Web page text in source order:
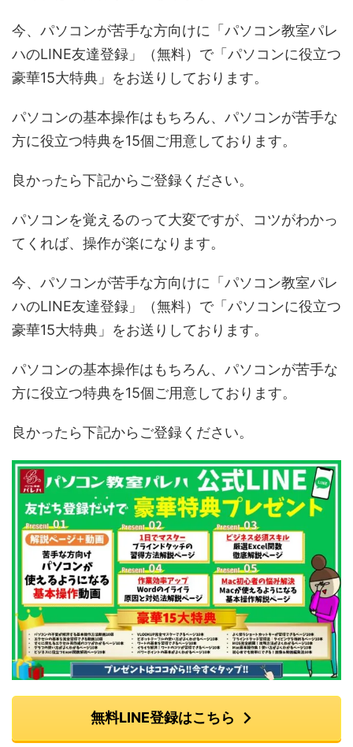
今、パソコンが苦手な方向けに「パソコン教室パレ
ハのLINE友達登録」（無料）で「パソコンに役立つ
豪華15大特典」をお送りしております。
パソコンの基本操作はもちろん、パソコンが苦手な
方に役立つ特典を15個ご用意しております。
良かったら下記からご登録ください。
パソコンを覚えるのって大変ですが、コツがわかっ
てくれば、操作が楽になります。
今、パソコンが苦手な方向けに「パソコン教室パレ
ハのLINE友達登録」（無料）で「パソコンに役立つ
豪華15大特典」をお送りしております。
パソコンの基本操作はもちろん、パソコンが苦手な
方に役立つ特典を15個ご用意しております。
良かったら下記からご登録ください。
無料LINE登録はこちら